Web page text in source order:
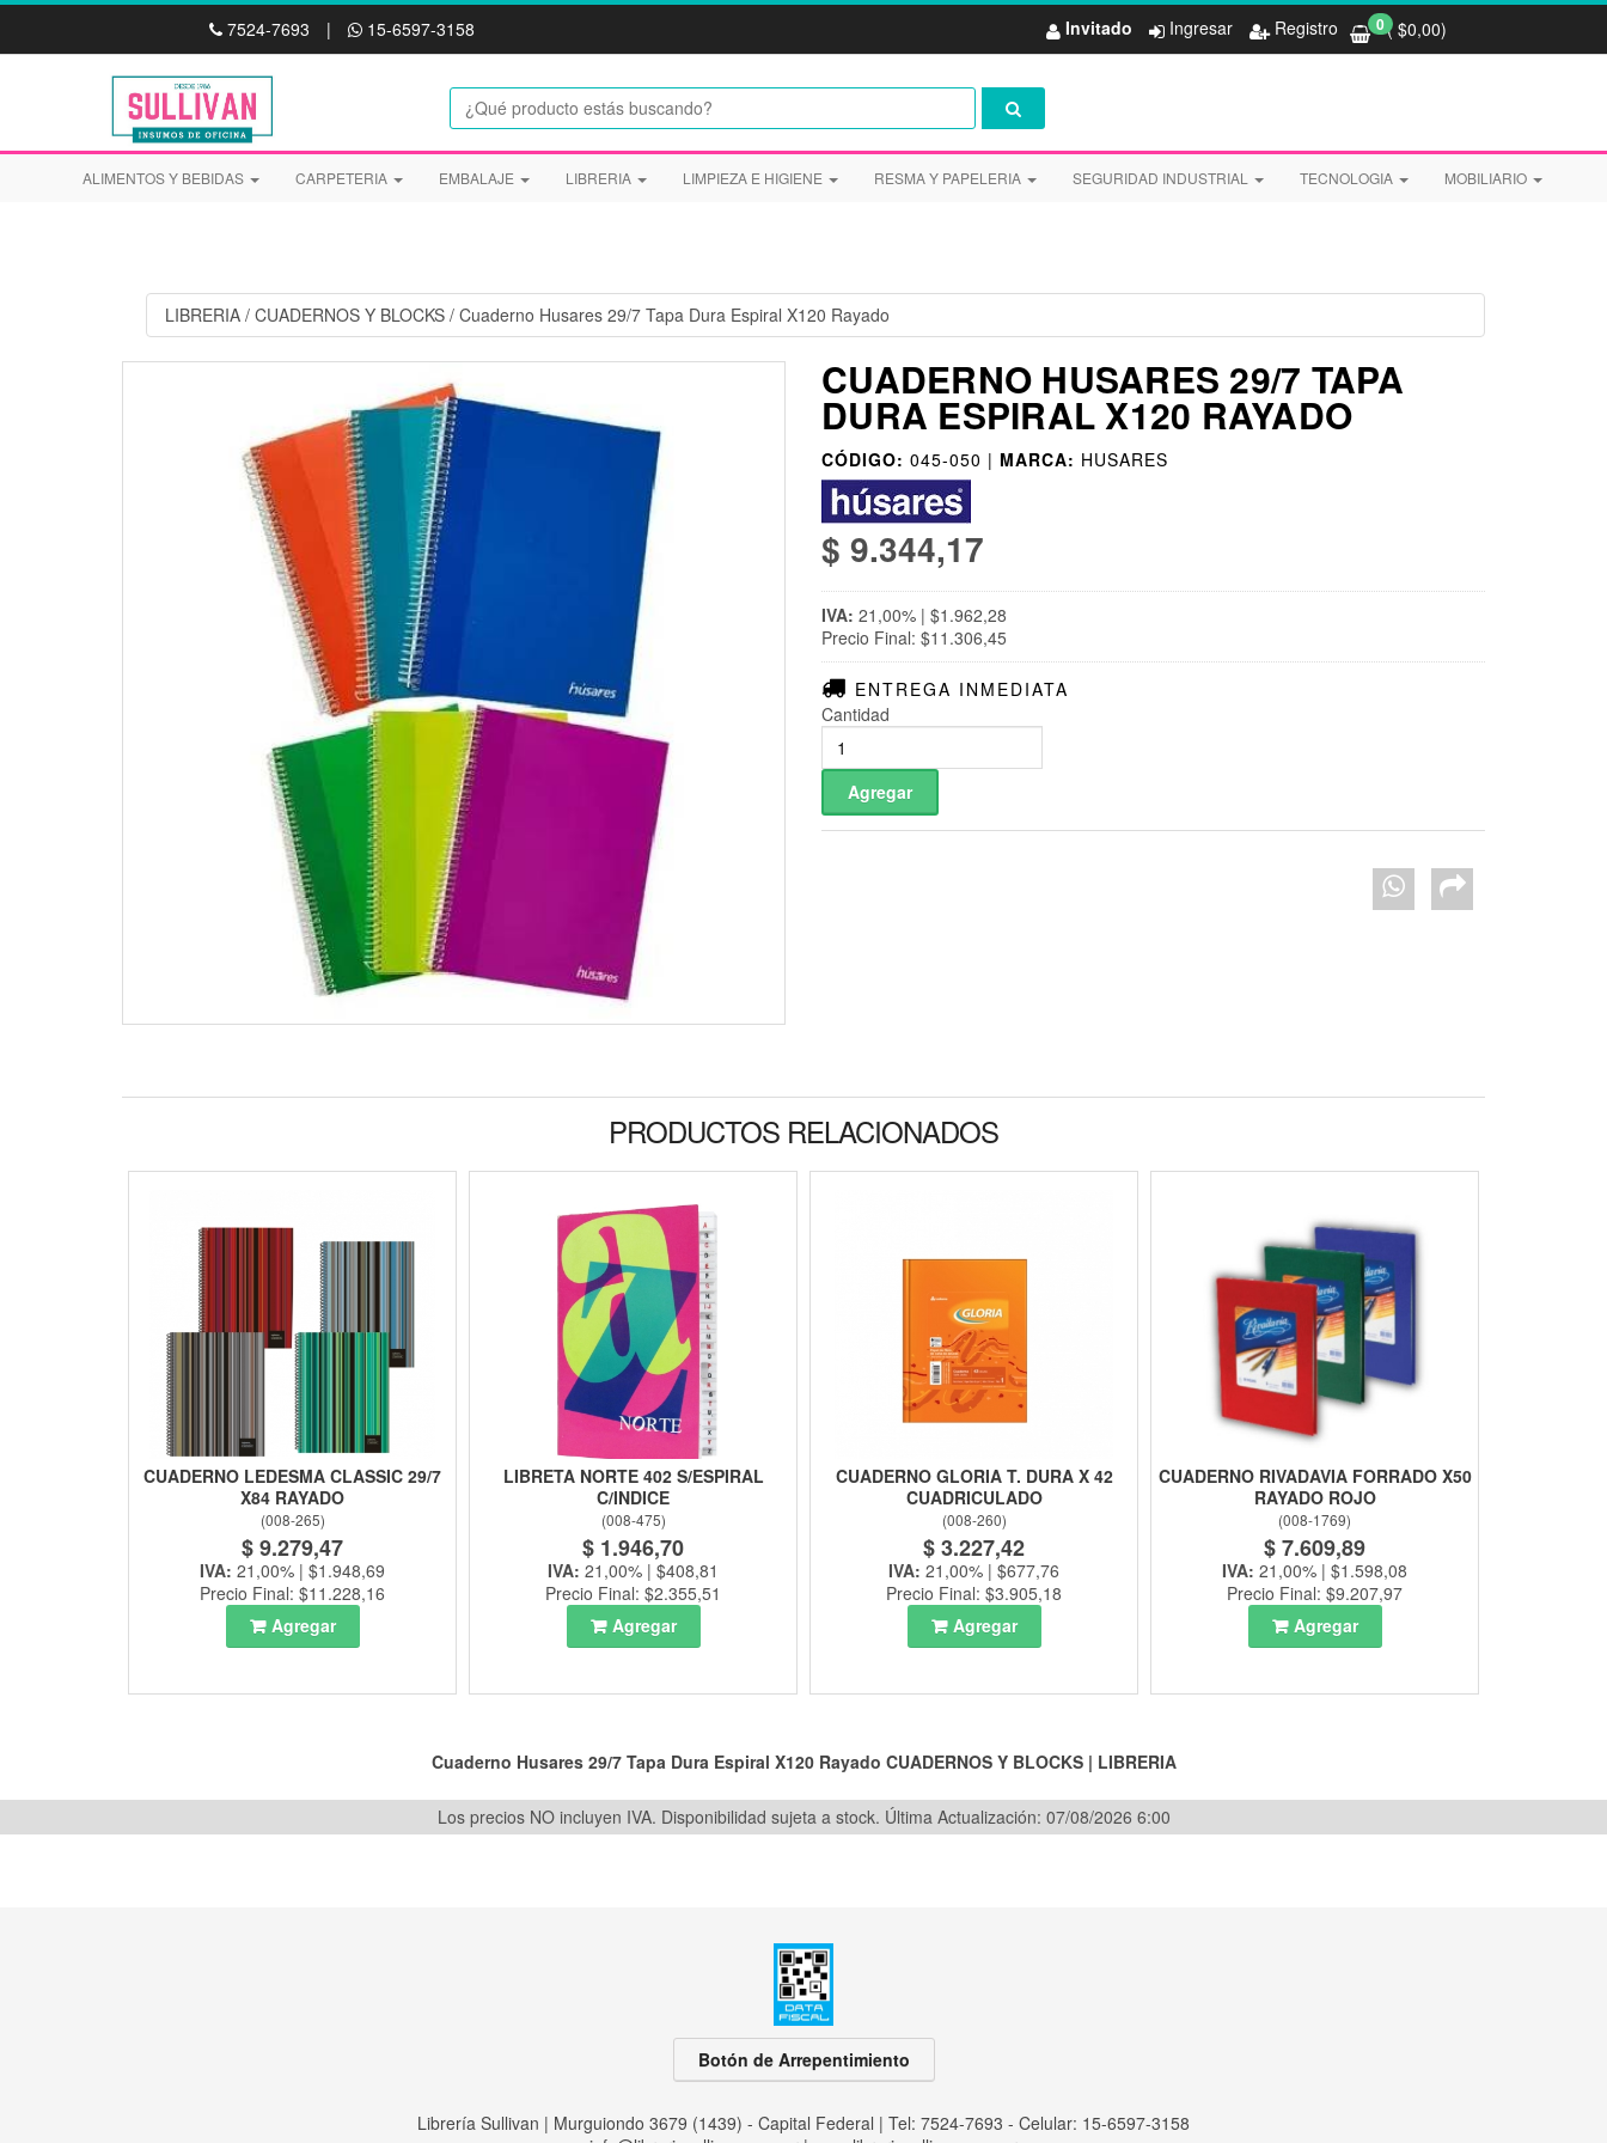
Invitado Ingresar Registro 0( $0,00)
ALIMENTOS Y BEBIDAS CARPETERIA EMBALAJE LIBRERIA LIMPIEZA E HIGIENE RESMA Y PAPELERIA SEGURIDAD INDUSTRIAL TECNOLOGIA MOBILIARIO
7524-7693 | 15-6597-3158
LIBRERIA / CUADERNOS Y BLOCKS / Cuaderno Husares 29/7 Tapa Dura Espiral X120 Rayado
CUADERNO HUSARES 29/7 TAPA
DURA ESPIRAL X120 RAYADO
CÓDIGO: 045-050 | MARCA: HUSARES
$ 9.344,17
IVA: 21,00% | $1.962,28
Precio Final: $11.306,45
ENTREGA INMEDIATA
Cantidad
PRODUCTOS RELACIONADOS
CUADERNO LEDESMA CLASSIC 29/7
X84 RAYADO
(008-265)
$ 9.279,47
IVA: 21,00% | $1.948,69
Precio Final: $11.228,16
Agregar
LIBRETA NORTE 402 S/ESPIRAL
C/INDICE
(008-475)
$ 1.946,70
IVA: 21,00% | $408,81
Precio Final: $2.355,51
Agregar
CUADERNO GLORIA T. DURA X 42
CUADRICULADO
(008-260)
$ 3.227,42
IVA: 21,00% | $677,76
Precio Final: $3.905,18
Agregar
CUADERNO RIVADAVIA FORRADO X50
RAYADO ROJO
(008-1769)
$ 7.609,89
IVA: 21,00% | $1.598,08
Precio Final: $9.207,97
Agregar
Cuaderno Husares 29/7 Tapa Dura Espiral X120 Rayado CUADERNOS Y BLOCKS| LIBRERIA
Los precios NO incluyen IVA. Disponibilidad sujeta a stock. Última Actualización: 07/08/2026 6:00
Botón de Arrepentimiento
Librería Sullivan | Murguiondo 3679 (1439) - Capital Federal | Tel: 7524-7693 - Celular: 15-6597-3158